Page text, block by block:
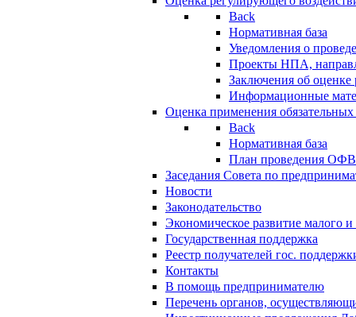
Back
Нормативная база
Уведомления о
Проекты НПА,
Заключения об
Информационные
Оценка применения
Back
Нормативная база
План проведения
Заседания Совета по
Новости
Законодательство
Экономическое развитие малого и
Государственная поддержка
Реестр получателей гос.
Контакты
В помощь предпринимателю
Перечень органов,